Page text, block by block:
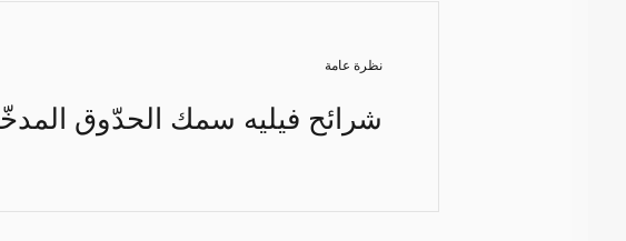
نظرة عامة
شرائح فيليه سمك الحدّوق